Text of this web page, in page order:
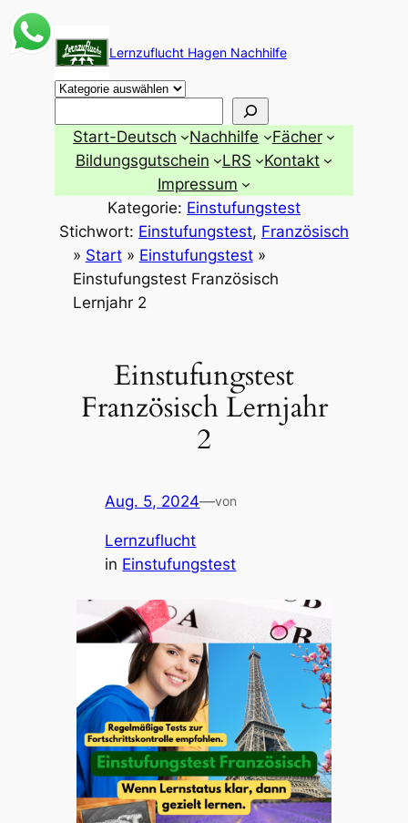
Zum
Inhalt
springen
Lernzuflucht Hagen Nachhilfe
Start-Deutsch Nachhilfe
Fächer
Bildungsgutschein
LRS
Kontakt
Impressum
Kategorie: Einstufungstest
Stichwort: Einstufungstest, Französisch
» Start» Einstufungstest»
Einstufungstest Französisch
Lernjahr 2
Einstufungstest
Französisch Lernjahr
2
Aug. 5, 2024—von
Lernzuflucht
in Einstufungstest